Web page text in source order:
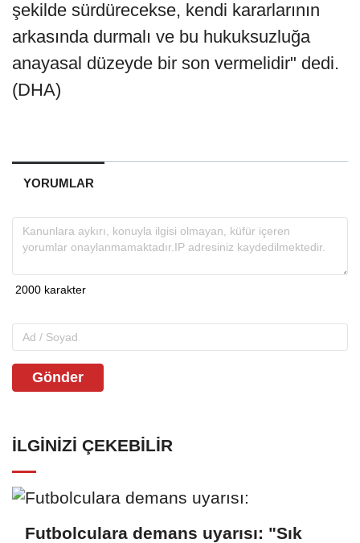
şekilde sürdürecekse, kendi kararlarının
arkasında durmalı ve bu hukuksuzluğa
anayasal düzeyde bir son vermelidir" dedi.
(DHA)
YORUMLAR
Gönder
İLGINIZI ÇEKEBILIR
Futbolculara demans uyarısı: "Sık